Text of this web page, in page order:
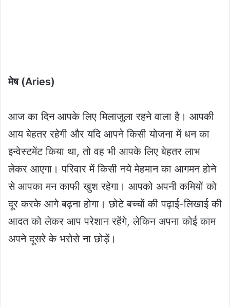
मेष (Aries)
आज का दिन आपके लिए मिलाजुला रहने वाला है। आपकी
आय बेहतर रहेगी और यदि आपने किसी योजना में धन का
इन्वेस्टमेंट किया था, तो वह भी आपके लिए बेहतर लाभ
लेकर आएगा। परिवार में किसी नये मेहमान का आगमन होने
से आपका मन काफी खुश रहेगा। आपको अपनी कमियों को
दूर करके आगे बढ़ना होगा। छोटे बच्चों की पढ़ाई-लिखाई की
आदत को लेकर आप परेशान रहेंगे, लेकिन अपना कोई काम
अपने दूसरे के भरोसे ना छोड़ें।